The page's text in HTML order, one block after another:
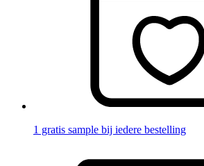
1 gratis sample bij iedere bestelling